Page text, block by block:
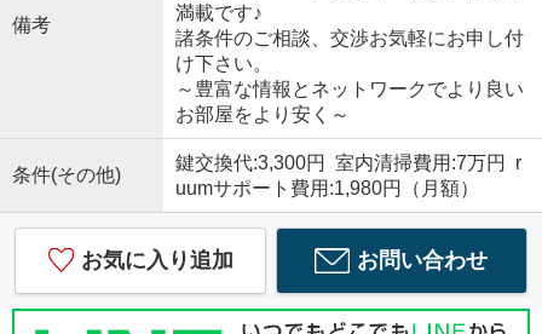
備考
満載です♪
諸条件のご相談、交渉お気軽にお申し付
け下さい。
～豊富な情報とネットワークでより良い
お部屋をより安く～
条件(その他)
鍵交換代:3,300円 室内清掃費用:7万円 r
uumサポート費用:1,980円（月額）
お気に入り追加 お問い合わせ